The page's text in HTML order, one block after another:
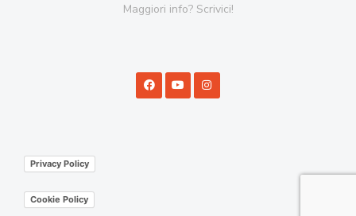
Maggiori info? Scrivici!
Privacy Policy
Cookie Policy